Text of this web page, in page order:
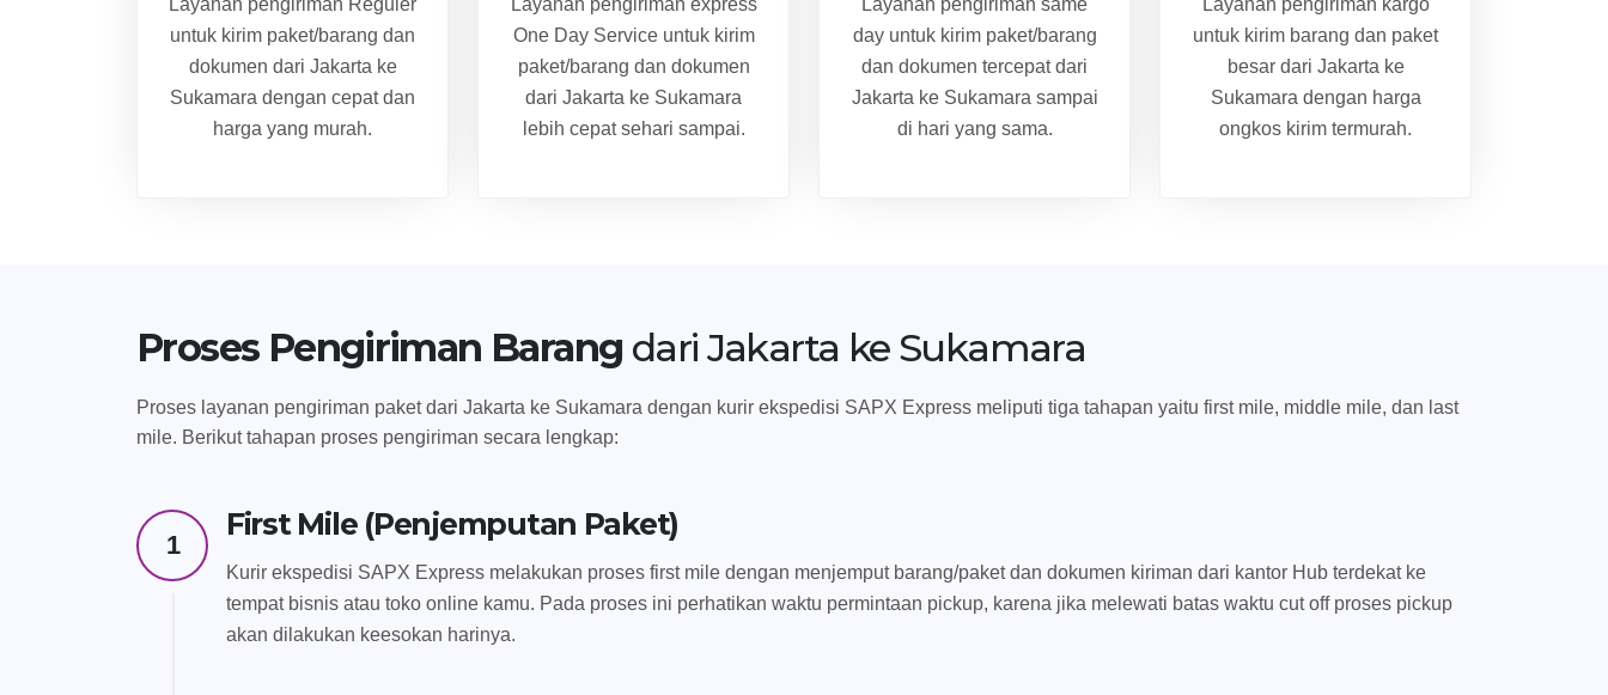
untuk kirim paket/barang dan
dokumen dari Jakarta ke
Sukamara dengan cepat dan
harga yang murah.
One Day Service untuk kirim
paket/barang dan dokumen
dari Jakarta ke Sukamara
lebih cepat sehari sampai.
day untuk kirim paket/barang
dan dokumen tercepat dari
Jakarta ke Sukamara sampai
di hari yang sama.
untuk kirim barang dan paket
besar dari Jakarta ke
Sukamara dengan harga
ongkos kirim termurah.
Proses Pengiriman Barang dari Jakarta ke Sukamara
Proses layanan pengiriman paket dari Jakarta ke Sukamara dengan kurir ekspedisi SAPX Express meliputi tiga tahapan yaitu first mile, middle mile, dan last
mile. Berikut tahapan proses pengiriman secara lengkap:
1
First Mile (Penjemputan Paket)
Kurir ekspedisi SAPX Express melakukan proses first mile dengan menjemput barang/paket dan dokumen kiriman dari kantor Hub terdekat ke
tempat bisnis atau toko online kamu. Pada proses ini perhatikan waktu permintaan pickup, karena jika melewati batas waktu cut off proses pickup
akan dilakukan keesokan harinya.